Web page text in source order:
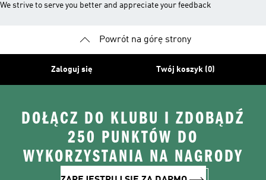
We strive to serve you better and appreciate your feedback
Powrót na górę strony
Zaloguj się Twój koszyk (0)
DOŁĄCZ DO KLUBU I ZDOBĄDŹ
250 PUNKTÓW DO
WYKORZYSTANIA NA NAGRODY